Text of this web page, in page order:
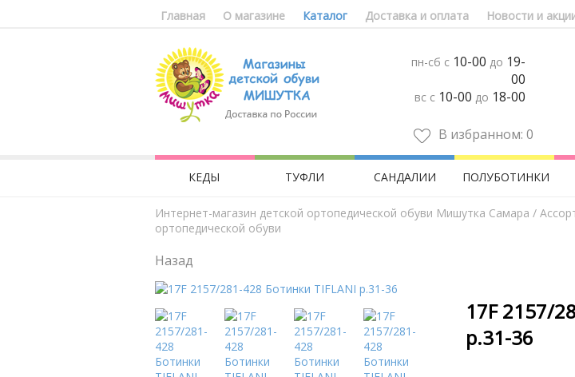
Главная О магазине Каталог Доставка и оплата Новости и
пн-сб с 10-00 до 19-
00
вс с 10-00 до 18-00
В избранном: 0
КЕДЫ ТУФЛИ САНДАЛИИ ПОЛУБОТИНКИ
Интернет-магазин детской ортопедической обуви Мишутка Самара /
ортопедической обуви
Назад
17F 2157/
р.31-36